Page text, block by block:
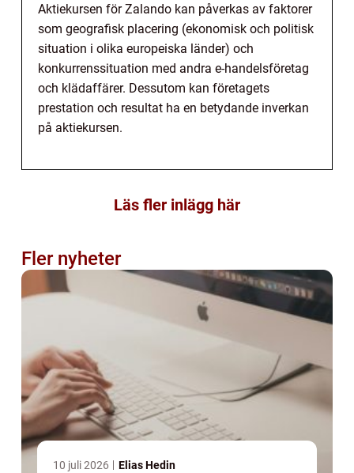
Aktiekursen för Zalando kan påverkas av faktorer
som geografisk placering (ekonomisk och politisk
situation i olika europeiska länder) och
konkurrenssituation med andra e-handelsföretag
och klädaffärer. Dessutom kan företagets
prestation och resultat ha en betydande inverkan
på aktiekursen.
Läs fler inlägg här
Fler nyheter
10 juli 2026 Elias Hedin